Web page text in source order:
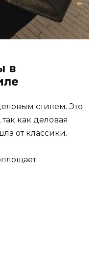
в
стилем. Это
как деловая
от классики.